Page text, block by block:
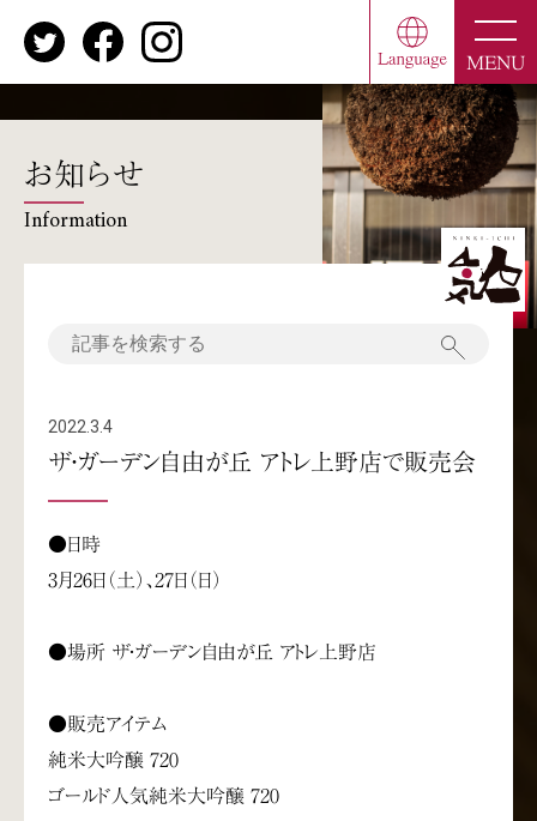
MENU
お知らせ
Information
2022.3.4
ザ・ガーデン自由が丘 アトレ上野店で販売会
●日時
3月26日（土）、27日（日）
●場所 ザ・ガーデン自由が丘 アトレ上野店
●販売アイテム
純米大吟醸 720
ゴールド人気純米大吟醸 720